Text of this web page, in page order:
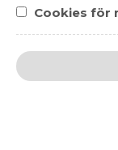
Fisk
Cookies för